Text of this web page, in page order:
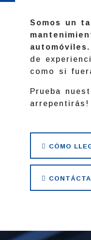
Somos un
automóviles.
de
como si
Prueba
arrepentirás!
CÓMO